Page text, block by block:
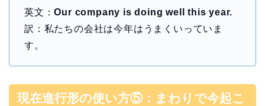
英文：Our company is doing well this year.
訳：私たちの会社は今年はうまくいっていま
す。
現在進行形の使い方⑤：まわりで今起こ